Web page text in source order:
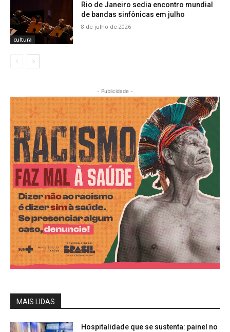
cultura
Rio de Janeiro sedia encontro mundial
de bandas sinfônicas em julho
8 de julho de 2026
- Publicidade -
MAIS LIDAS
Hospitalidade que se sustenta: painel no